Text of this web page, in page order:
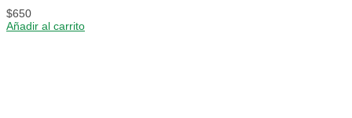
$650
Añadir al carrito